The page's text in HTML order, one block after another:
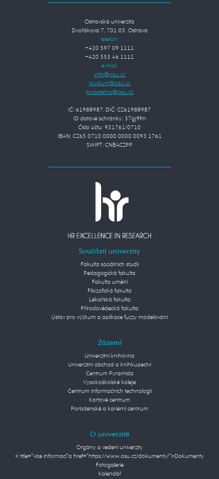
Ostravská univerzita
Dvořákova 7, 701 03 Ostrava
telefon:
+420 597 09 1111
+420 553 46 1111
e-mail:
IČ: 61988987, DIČ: CZ61988987
ID datové schránky: 37gj9fm
Číslo účtu: 931761/0710
IBAN: CZ65 0710 0000 0000 0093 1761
SWIFT: CNBACZPP
Součásti univerzity
Fakulta sociálních studií
Pedagogická fakulta
Fakulta umění
Filozofická fakulta
Lékařská fakulta
Přírodovědecká fakulta
Ústav pro výzkum a aplikace fuzzy modelování
Zázemí
Univerzitní knihovna
Univerzitní obchod a knihkupectví
Centrum Pyramida
Vysokoškolské koleje
Centrum informačních technologií
Kartové centrum
Poradenské a kariérní centrum
O univerzitě
Orgány a vedení univerzity
< title="více informací"a href="https://www.osu.cz/dokumenty/">Dokumenty
Fotogalerie
Kalendář